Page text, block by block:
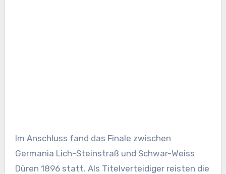
Im Anschluss fand das Finale zwischen
Germania Lich-Steinstraß und Schwar-Weiss
Düren 1896 statt. Als Titelverteidiger reisten die